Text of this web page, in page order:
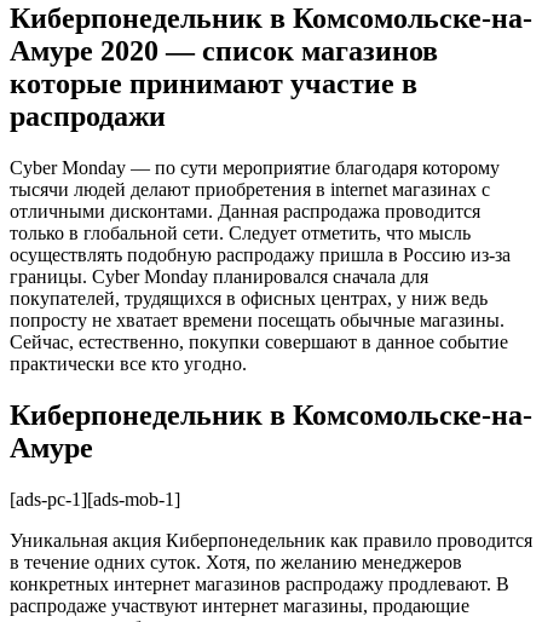
Киберпонедельник в Комсомольске-на-
Амуре 2020 — список магазинов
которые принимают участие в
распродажи
Cyber Monday — по сути мероприятие благодаря которому
тысячи людей делают приобретения в internet магазинах с
отличными дисконтами. Данная распродажа проводится
только в глобальной сети. Следует отметить, что мысль
осуществлять подобную распродажу пришла в Россию из-за
границы. Cyber Monday планировался сначала для
покупателей, трудящихся в офисных центрах, у ниж ведь
попросту не хватает времени посещать обычные магазины.
Сейчас, естественно, покупки совершают в данное событие
практически все кто угодно.
Киберпонедельник в Комсомольске-на-
Амуре
[ads-pc-1][ads-mob-1]
Уникальная акция Киберпонедельник как правило проводится
в течение одних суток. Хотя, по желанию менеджеров
конкретных интернет магазинов распродажу продлевают. В
распродаже участвуют интернет магазины, продающие